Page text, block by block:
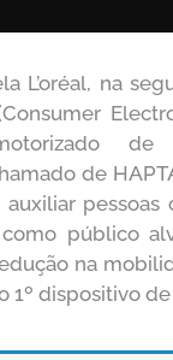
L’oréal, na
de
auxiliar
público
na
1º dispositivo